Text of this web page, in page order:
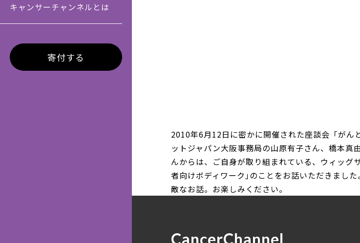
キャンサーチャンネルとは
寄付する
2010年6月12日に密かに開催された座談会「が
ットジャパン大阪事務局の山原有子さん、橋本
んからは、ご自身が取り組まれている、ウィッグ
者向けボディワーク｣のことをお話いただきまし
敵なお話。お楽しみください。
CancerChannel